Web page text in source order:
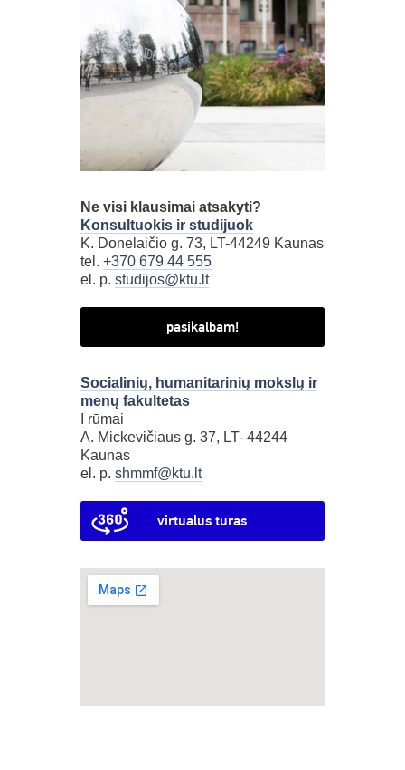
Ne visi klausimai atsakyti?
Konsultuokis ir studijuok
K. Donelaičio g. 73, LT-44249 Kaunas
tel. +370 679 44 555
el. p. studijos@ktu.lt
pasikalbam!
Socialinių, humanitarinių mokslų ir
menų fakultetas
I rūmai
A. Mickevičiaus g. 37, LT- 44244
Kaunas
el. p. shmmf@ktu.lt
virtualus turas